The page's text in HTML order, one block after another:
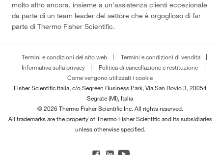
molto altro ancora, insieme a un'assistenza clienti eccezionale
da parte di un team leader del settore che è orgoglioso di far
parte di Thermo Fisher Scientific.
Termini e condizioni del sito web
Termini e condizioni di vendita
Informativa sulla privacy
Politica di cancellazione e restituzione
Come vengono utilizzati i cookie
Fisher Scientific Italia, c/o Segreen Business Park, Via San Bovio 3, 20054
Segrate (MI), Italia
© 2026 Thermo Fisher Scientific Inc. All rights reserved.
All trademarks are the property of Thermo Fisher Scientific and its subsidiaries
unless otherwise specified.